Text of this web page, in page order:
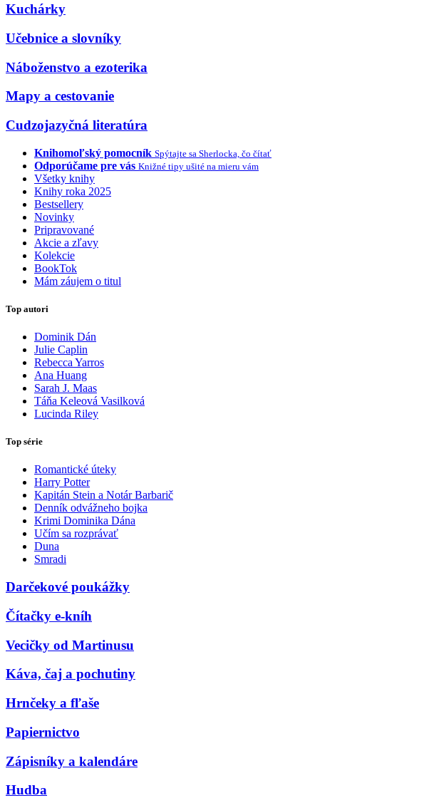
Kuchárky
Učebnice a slovníky
Náboženstvo a ezoterika
Mapy a cestovanie
Cudzojazyčná literatúra
Knihomoľský pomocník Spýtajte sa Sherlocka, čo čítať
Odporúčame pre vás Knižné tipy ušité na mieru vám
Všetky knihy
Knihy roka 2025
Bestsellery
Novinky
Pripravované
Akcie a zľavy
Kolekcie
BookTok
Mám záujem o titul
Top autori
Dominik Dán
Julie Caplin
Rebecca Yarros
Ana Huang
Sarah J. Maas
Táňa Keleová Vasilková
Lucinda Riley
Top série
Romantické úteky
Harry Potter
Kapitán Stein a Notár Barbarič
Denník odvážneho bojka
Krimi Dominika Dána
Učím sa rozprávať
Duna
Smradi
Darčekové poukážky
Čítačky e-kníh
Vecičky od Martinusu
Káva, čaj a pochutiny
Hrnčeky a fľaše
Papiernictvo
Zápisníky a kalendáre
Hudba